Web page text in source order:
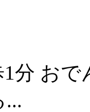
1分 お
...